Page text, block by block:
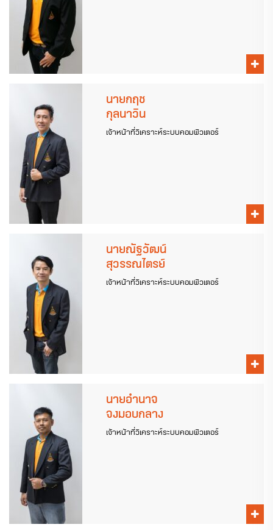
นายกฤช
กุลนาวิน
เจ้าหน้าที่วิเคราะห์ระบบคอมพิวเตอร์
นายณัฐวัฒน์
สุวรรณไตรย์
เจ้าหน้าที่วิเคราะห์ระบบคอมพิวเตอร์
นายอำนาจ
จงมอบกลาง
เจ้าหน้าที่วิเคราะห์ระบบคอมพิวเตอร์